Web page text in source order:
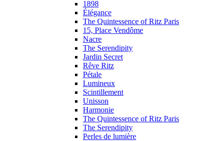
1898
Élégance
The Quintessence of Ritz Paris
15, Place Vendôme
Nacre
The Serendipity
Jardin Secret
Rêve Ritz
Pétale
Lumineux
Scintillement
Unisson
Harmonie
The Quintessence of Ritz Paris
The Serendipity
Perles de lumière